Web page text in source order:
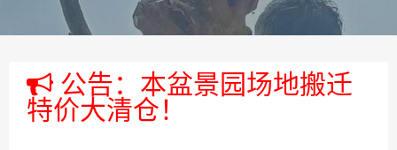
公告：本盆景园场地搬迁
特价大清仓！